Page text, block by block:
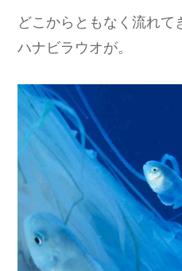
どこからともなく流れ
ハナビラウオが。